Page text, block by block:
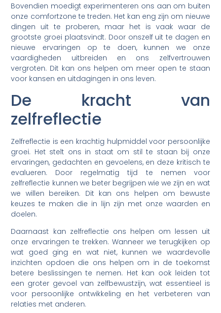
Bovendien moedigt experimenteren ons aan om buiten
onze comfortzone te treden. Het kan eng zijn om nieuwe
dingen uit te proberen, maar het is vaak waar de
grootste groei plaatsvindt. Door onszelf uit te dagen en
nieuwe ervaringen op te doen, kunnen we onze
vaardigheden uitbreiden en ons zelfvertrouwen
vergroten. Dit kan ons helpen om meer open te staan
voor kansen en uitdagingen in ons leven.
De kracht van
zelfreflectie
Zelfreflectie is een krachtig hulpmiddel voor persoonlijke
groei. Het stelt ons in staat om stil te staan bij onze
ervaringen, gedachten en gevoelens, en deze kritisch te
evalueren. Door regelmatig tijd te nemen voor
zelfreflectie kunnen we beter begrijpen wie we zijn en wat
we willen bereiken. Dit kan ons helpen om bewuste
keuzes te maken die in lijn zijn met onze waarden en
doelen.
Daarnaast kan zelfreflectie ons helpen om lessen uit
onze ervaringen te trekken. Wanneer we terugkijken op
wat goed ging en wat niet, kunnen we waardevolle
inzichten opdoen die ons helpen om in de toekomst
betere beslissingen te nemen. Het kan ook leiden tot
een groter gevoel van zelfbewustzijn, wat essentieel is
voor persoonlijke ontwikkeling en het verbeteren van
relaties met anderen.